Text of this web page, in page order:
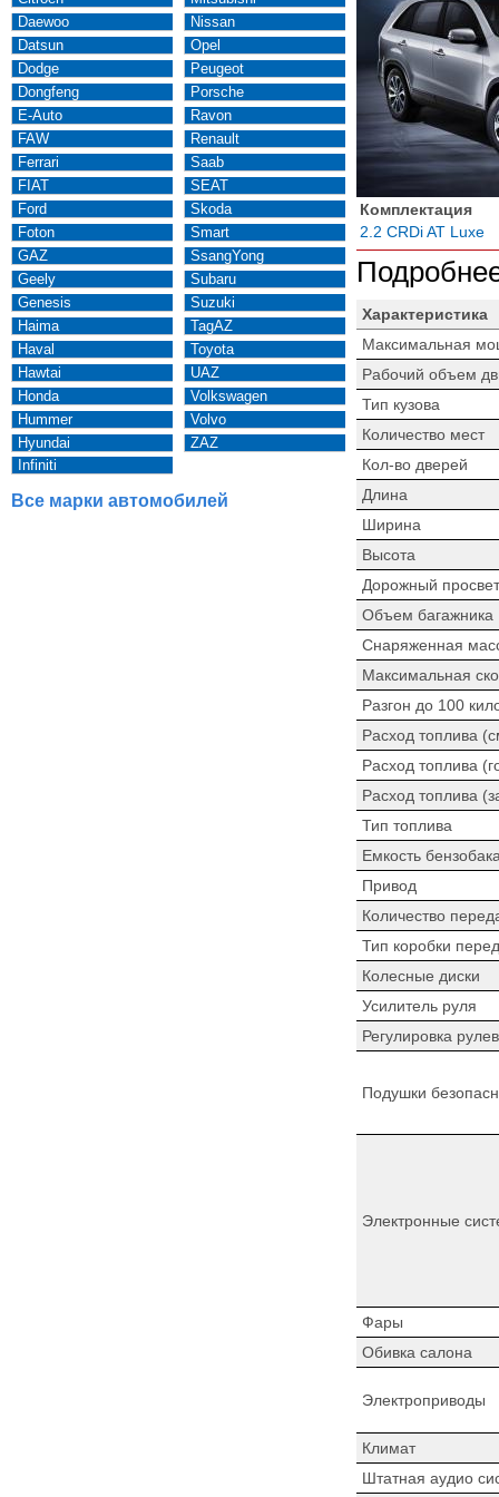
Daewoo
Datsun
Dodge
Dongfeng
E-Auto
FAW
Ferrari
FIAT
Ford
Foton
GAZ
Geely
Genesis
Haima
Haval
Hawtai
Honda
Hummer
Hyundai
Infiniti
Nissan
Opel
Peugeot
Porsche
Ravon
Renault
Saab
SEAT
Skoda
Smart
SsangYong
Subaru
Suzuki
TagAZ
Toyota
UAZ
Volkswagen
Volvo
ZAZ
Все марки автомобилей
Комплектация
2.2 CRDi AT Luxe
Характеристика
Максимальная
Рабочий объем
Тип кузова
Количество мест
Кол-во дверей
Длина
Ширина
Высота
Дорожный просвет
Объем багажника
Снаряженная
Максимальная
Разгон до 100
Расход топлива
Расход топлива
Расход топлива
Тип топлива
Емкость
Привод
Количество
Тип коробки
Колесные диски
Усилитель руля
Регулировка
Подушки
Электронные
Фары
Обивка салона
Электроприводы
Климат
Штатная аудио